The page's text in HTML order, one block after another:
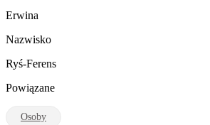
Erwina
Nazwisko
Ryś-Ferens
Powiązane
Osoby